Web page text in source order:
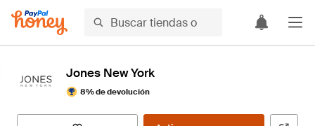
Jones New York
8% de devolución